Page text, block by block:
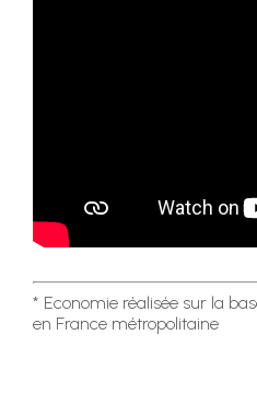
* Economie réalisée sur la
en France métropolitaine